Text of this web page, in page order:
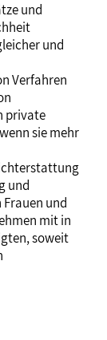
und
und
Verfahren
private
sie mehr
und
und
mit in
soweit